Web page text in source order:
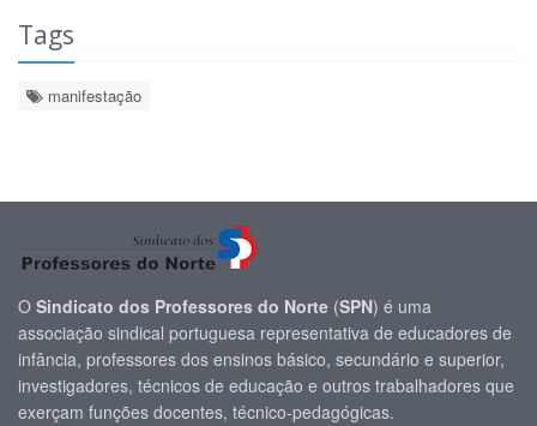
Tags
manifestação
O Sindicato dos Professores do Norte (SPN) é uma
associação sindical portuguesa representativa de educadores de
infância, professores dos ensinos básico, secundário e superior,
investigadores, técnicos de educação e outros trabalhadores que
exerçam funções docentes, técnico-pedagógicas.